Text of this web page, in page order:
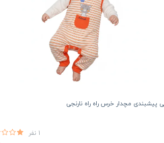
پیشبندی مچدار خرس راه راه نارنجی
1 نفر